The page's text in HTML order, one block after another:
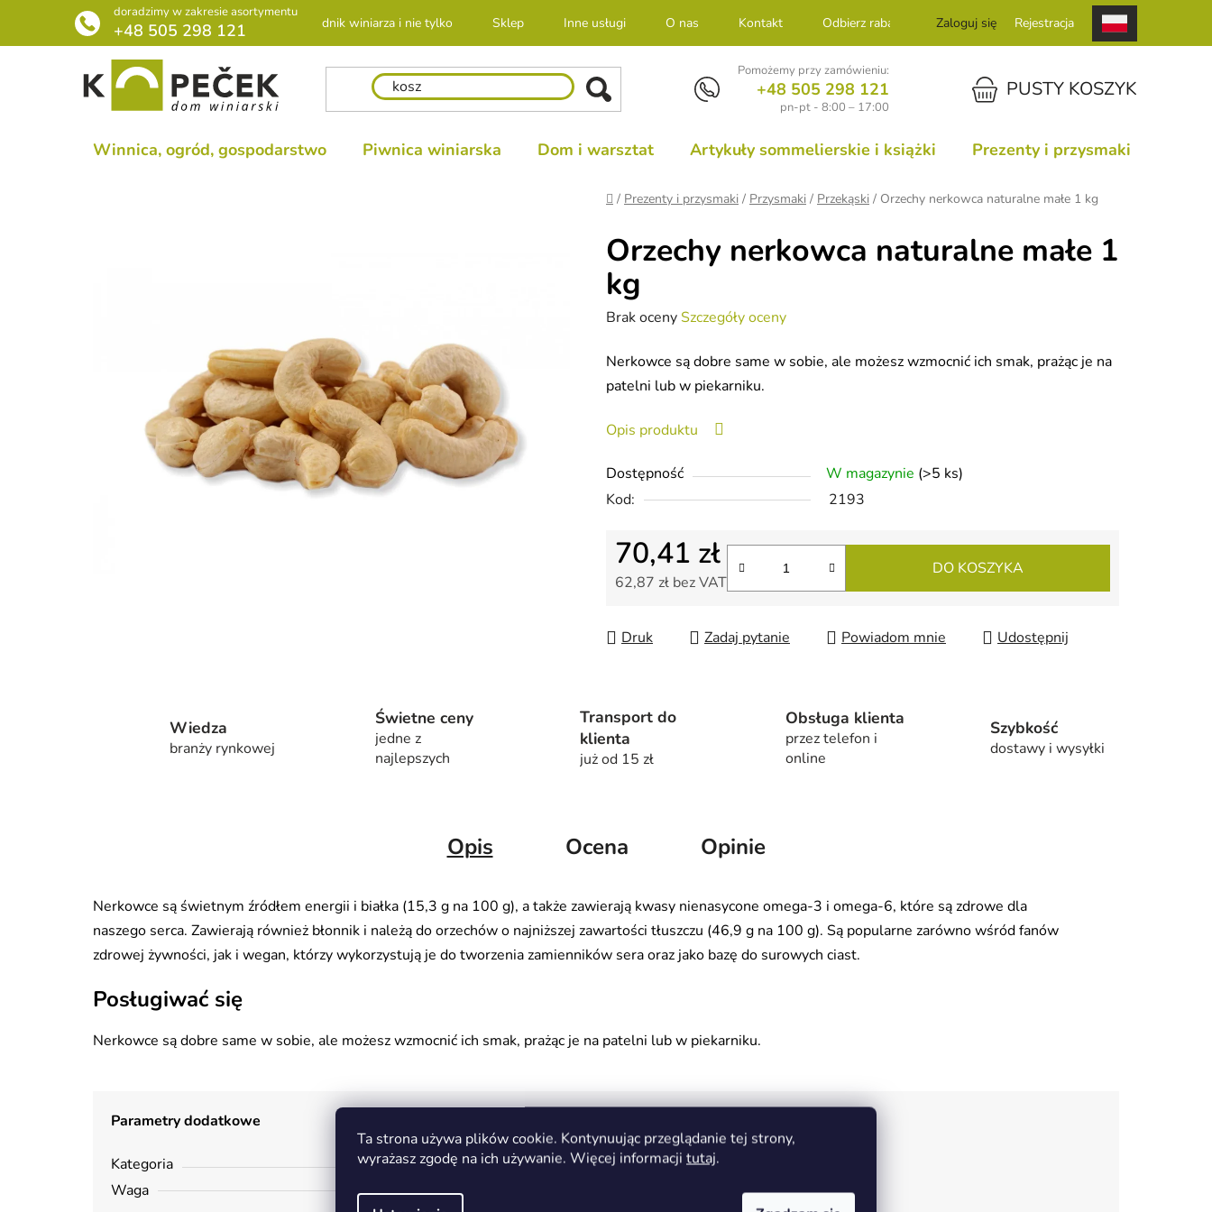
Ta strona używa plików cookie. Kontynuując przeglądanie tej strony,
wyrażasz zgodę na ich używanie. Więcej informacji tutaj.
treści
doradzimy w zakresie asortymentu
+48 505 298 121 Poradnik winiarza i nie tylko Sklep Inne usługi O nas Kontakt Odbierz rabat Zaloguj się Rejestracja
Pomożemy przy zamówieniu:
+48 505 298 121
pn-pt - 8:00 – 17:00
KOSZYKPUSTY KOSZYK
Winnica, ogród, gospodarstwo Piwnica winiarska Dom i warsztat Artykuły sommelierskie i książki Prezenty i przysmaki
Home
/ Prezenty i przysmaki / Przysmaki / Przekąski / Orzechy nerkowca naturalne małe 1 kg
Orzechy nerkowca naturalne małe 1
kg
Średnia
produktu
wynosi
na
5
gwiazdek.
Brak ocenySzczegóły oceny
Nerkowce są dobre same w sobie, ale możesz wzmocnić ich smak, prażąc je na
patelni lub w piekarniku.
Opis produktu
Dostępność W magazynie (>5 ks)
Kod:
2193
70,41 zł
62,87 zł bez VAT
DO KOSZYKA
Druk Zadaj pytanie Powiadom mnie Udostępnij
Wiedza
branży rynkowej
Świetne ceny
jedne z
najlepszych
Transport do
klienta
już od 15 zł
Obsługa klienta
przez telefon i
online
Szybkość
dostawy i wysyłki
Opis Ocena Opinie
Nerkowce są świetnym źródłem energii i białka (15,3 g na 100 g), a także zawierają kwasy nienasycone omega-3 i omega-6, które są zdrowe dla
naszego serca. Zawierają również błonnik i należą do orzechów o najniższej zawartości tłuszczu (46,9 g na 100 g). Są popularne zarówno wśród fanów
zdrowej żywności, jak i wegan, którzy wykorzystują je do tworzenia zamienników sera oraz jako bazę do surowych ciast.
Posługiwać się
Nerkowce są dobre same w sobie, ale możesz wzmocnić ich smak, prażąc je na patelni lub w piekarniku.
Parametry dodatkowe
Kategoria
Przekąski
Waga